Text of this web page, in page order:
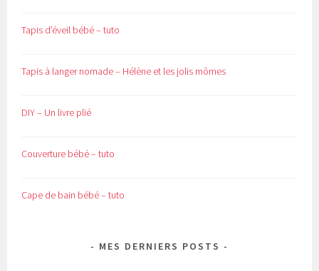
Tapis d’éveil bébé – tuto
Tapis à langer nomade – Hélène et les jolis mômes
DIY – Un livre plié
Couverture bébé – tuto
Cape de bain bébé – tuto
MES DERNIERS POSTS